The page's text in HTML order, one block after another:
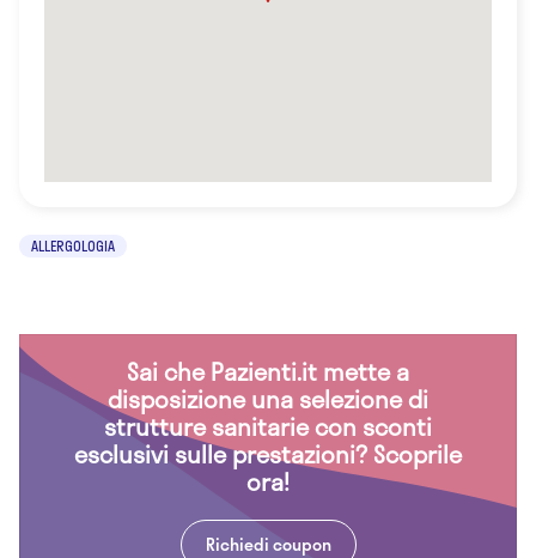
ALLERGOLOGIA
Sai che Pazienti.it mette a
disposizione una selezione di
strutture sanitarie con sconti
esclusivi sulle prestazioni? Scoprile
ora!
Richiedi coupon